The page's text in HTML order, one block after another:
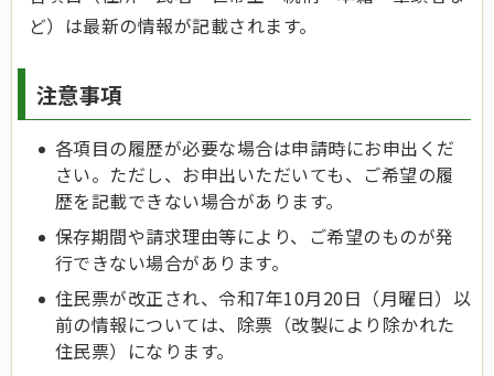
ど）は最新の情報が記載されます。
注意事項
各項目の履歴が必要な場合は申請時にお申出くだ
さい。ただし、お申出いただいても、ご希望の履
歴を記載できない場合があります。
保存期間や請求理由等により、ご希望のものが発
行できない場合があります。
住民票が改正され、令和7年10月20日（月曜日）以
前の情報については、除票（改製により除かれた
住民票）になります。